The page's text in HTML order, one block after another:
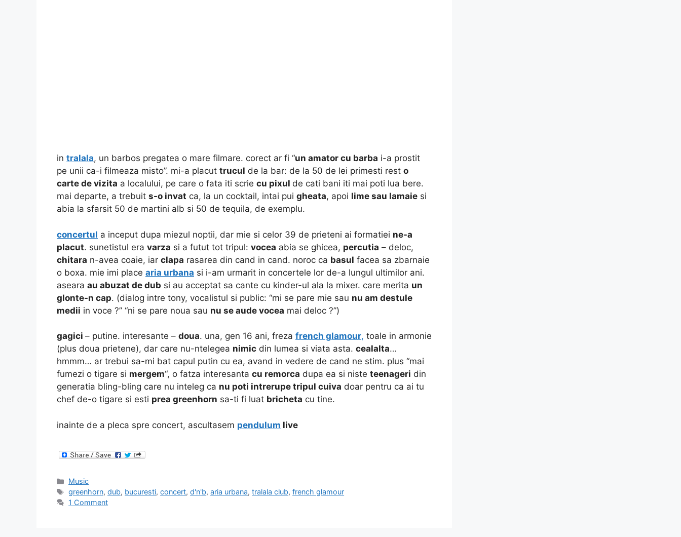
in tralala, un barbos pregatea o mare filmare. corect ar fi “un amator cu barba i-a prostit
pe unii ca-i filmeaza misto”. mi-a placut trucul de la bar: de la 50 de lei primesti rest o
carte de vizita a localului, pe care o fata iti scrie cu pixul de cati bani iti mai poti lua bere.
mai departe, a trebuit s-o invat ca, la un cocktail, intai pui gheata, apoi lime sau lamaie si
abia la sfarsit 50 de martini alb si 50 de tequila, de exemplu.
concertul a inceput dupa miezul noptii, dar mie si celor 39 de prieteni ai formatiei ne-a
placut. sunetistul era varza si a futut tot tripul: vocea abia se ghicea, percutia – deloc,
chitara n-avea coaie, iar clapa rasarea din cand in cand. noroc ca basul facea sa zbarnaie
o boxa. mie imi place aria urbana si i-am urmarit in concertele lor de-a lungul ultimilor ani.
aseara au abuzat de dub si au acceptat sa cante cu kinder-ul ala la mixer. care merita un
glonte-n cap. (dialog intre tony, vocalistul si public: “mi se pare mie sau nu am destule
medii in voce ?” “ni se pare noua sau nu se aude vocea mai deloc ?”)
gagici – putine. interesante – doua. una, gen 16 ani, freza french glamour, toale in armonie
(plus doua prietene), dar care nu-ntelegea nimic din lumea si viata asta. cealalta…
hmmm… ar trebui sa-mi bat capul putin cu ea, avand in vedere de cand ne stim. plus “mai
fumezi o tigare si mergem“, o fatza interesanta cu remorca dupa ea si niste teenageri din
generatia bling-bling care nu inteleg ca nu poti intrerupe tripul cuiva doar pentru ca ai tu
chef de-o tigare si esti prea greenhorn sa-ti fi luat bricheta cu tine.
inainte de a pleca spre concert, ascultasem pendulum live
Categories
Music
Tags
greenhorn,dub, bucuresti,concert,d'n'b,aria urbana,tralala club,french glamour
1 Comment